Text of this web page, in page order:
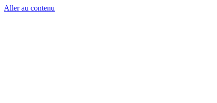
Aller au contenu